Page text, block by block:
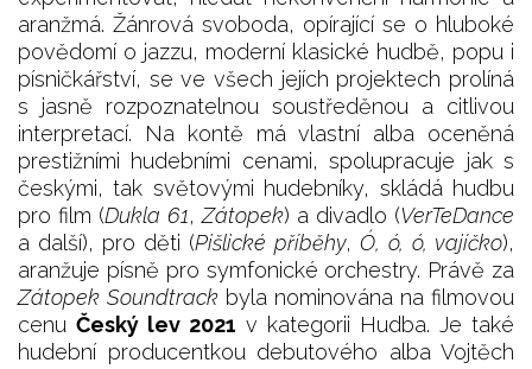
aranžmá. Žánrová svoboda, opírající se o hluboké
povědomí o jazzu, moderní klasické hudbě, popu i
písničkářství, se ve všech jejích projektech prolíná
s jasně rozpoznatelnou soustředěnou a citlivou
interpretací. Na kontě má vlastní alba oceněná
prestižními hudebními cenami, spolupracuje jak s
českými, tak světovými hudebníky, skládá hudbu
pro film (Dukla 61, Zátopek) a divadlo (VerTeDance
a další), pro děti (Pišlické příběhy, Ó, ó, ó, vajíčko),
aranžuje písně pro symfonické orchestry. Právě za
Zátopek Soundtrack byla nominována na filmovou
cenu Český lev 2021 v kategorii Hudba. Je také
hudební producentkou debutového alba Vojtěch